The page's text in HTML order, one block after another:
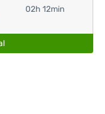
02h 12min